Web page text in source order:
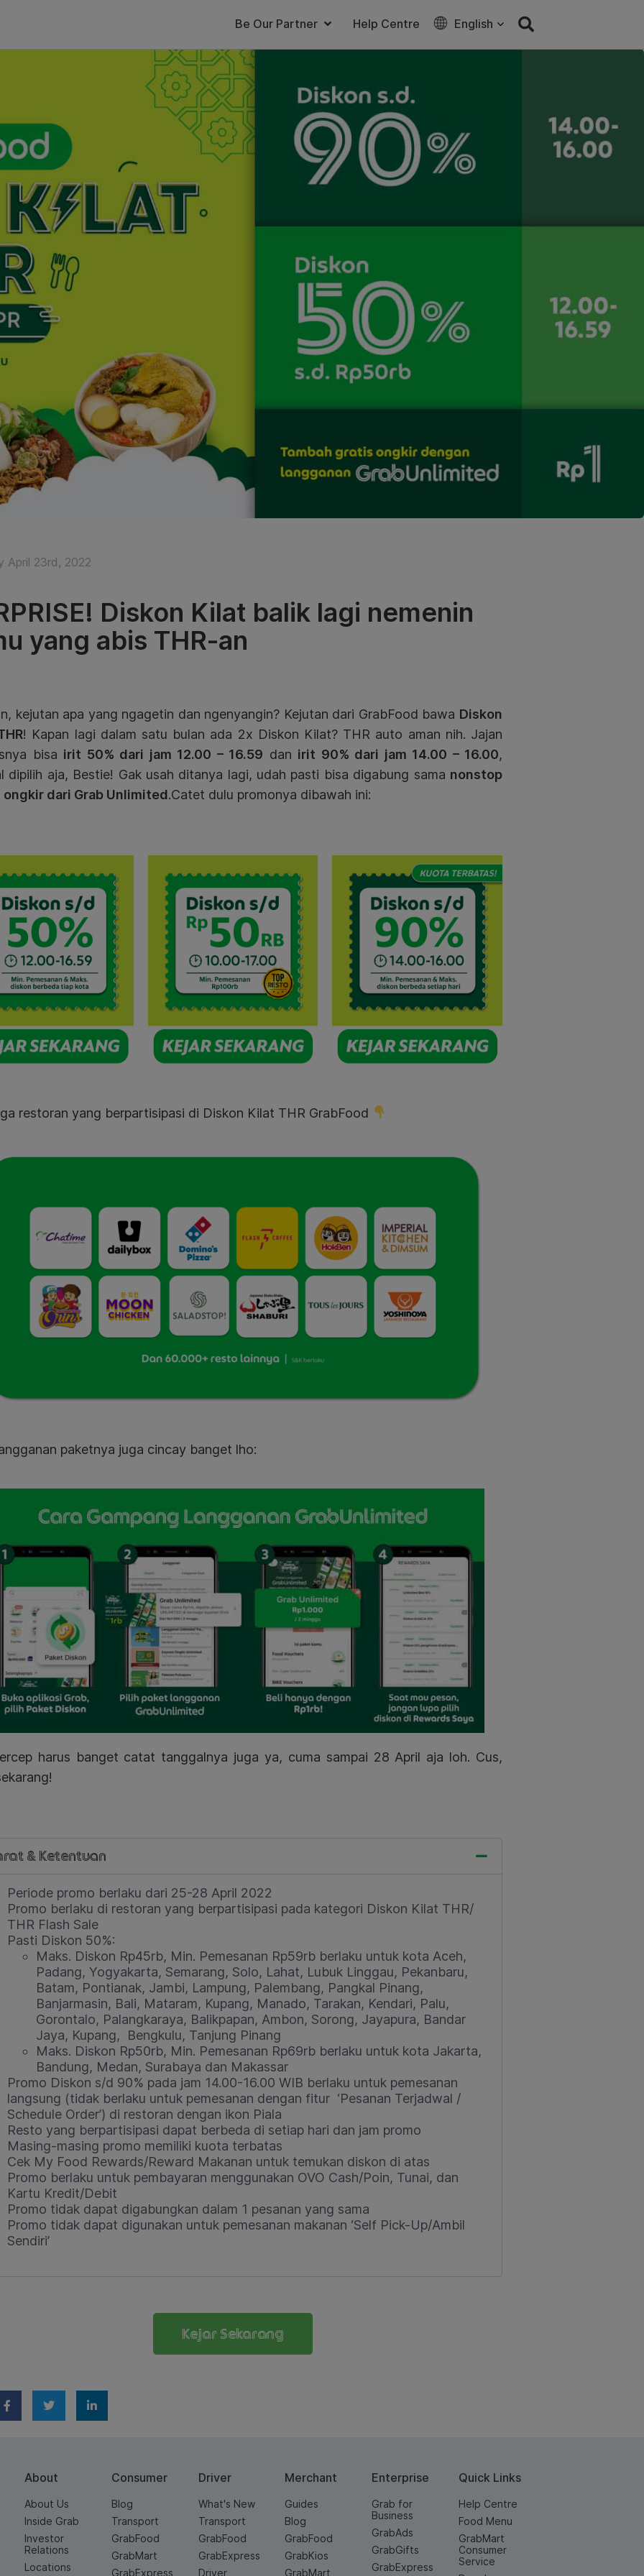
Be Our Partner Help Centre English
April 23rd, 2022
Diskon Kilat balik lagi nemenin
yang abis THR-an
kejutan apa yang ngagetin dan ngenyangin? Kejutan dari GrabFood bawa Diskon
! Kapan lagi dalam satu bulan ada 2x Diskon Kilat? THR auto aman nih. Jajan
bisa irit 50% dari jam 12.00 – 16.59 dan irit 90% dari jam 14.00 – 16.00,
dipilih aja, Bestie! Gak usah ditanya lagi, udah pasti bisa digabung sama nonstop
dari Grab Unlimited.Catet dulu promonya dibawah ini:
restoran yang berpartisipasi di Diskon Kilat THR GrabFood
paketnya juga cincay banget lho:
harus banget catat tanggalnya juga ya, cuma sampai 28 April aja loh. Cus,
& Ketentuan
Periode promo berlaku dari 25-28 April 2022
Promo berlaku di restoran yang berpartisipasi pada kategori Diskon Kilat THR/
THR Flash Sale
Pasti Diskon 50%:
Maks. Diskon Rp45rb, Min. Pemesanan Rp59rb berlaku untuk kota Aceh,
Padang, Yogyakarta, Semarang, Solo, Lahat, Lubuk Linggau, Pekanbaru,
Batam, Pontianak, Jambi, Lampung, Palembang, Pangkal Pinang,
Banjarmasin, Bali, Mataram, Kupang, Manado, Tarakan, Kendari, Palu,
Gorontalo, Palangkaraya, Balikpapan, Ambon, Sorong, Jayapura, Bandar
Jaya, Kupang, Bengkulu, Tanjung Pinang
Maks. Diskon Rp50rb, Min. Pemesanan Rp69rb berlaku untuk kota Jakarta,
Bandung, Medan, Surabaya dan Makassar
Promo Diskon s/d 90% pada jam 14.00-16.00 WIB berlaku untuk pemesanan
langsung (tidak berlaku untuk pemesanan dengan fitur ‘Pesanan Terjadwal /
Schedule Order’) di restoran dengan ikon Piala
Resto yang berpartisipasi dapat berbeda di setiap hari dan jam promo
Masing-masing promo memiliki kuota terbatas
Cek My Food Rewards/Reward Makanan untuk temukan diskon di atas
Promo berlaku untuk pembayaran menggunakan OVO Cash/Poin, Tunai, dan
Kartu Kredit/Debit
Promo tidak dapat digabungkan dalam 1 pesanan yang sama
Promo tidak dapat digunakan untuk pemesanan makanan ‘Self Pick-Up/Ambil
Sendiri’
Kejar Sekarang
About
About Us
Inside Grab
Investor
Relations
Locations
Consumer
Blog
Transport
GrabFood
GrabMart
GrabExpress
Driver
What's New
Transport
GrabFood
GrabExpress
Driver
Merchant
Guides
Blog
GrabFood
GrabKios
GrabMart
Enterprise
Grab for
Business
GrabAds
GrabGifts
GrabExpress
Quick Links
Help Centre
Food Menu
GrabMart
Consumer
Service